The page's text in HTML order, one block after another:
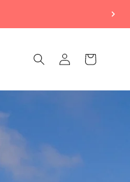
sesión
Carrito